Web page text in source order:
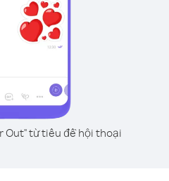
Out" từ tiêu đề hội thoại